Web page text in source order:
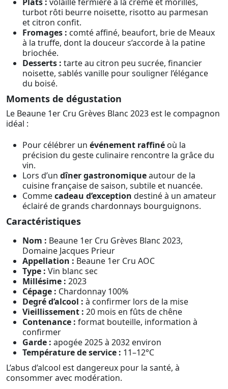
turbot rôti beurre noisette, risotto au parmesan
et citron confit.
Fromages : comté affiné, beaufort, brie de Meaux
à la truffe, dont la douceur s’accorde à la patine
briochée.
Desserts : tarte au citron peu sucrée, financier
noisette, sablés vanille pour souligner l’élégance
du boisé.
Moments de dégustation
Le Beaune 1er Cru Grèves Blanc 2023 est le compagnon
idéal :
Pour célébrer un événement raffiné où la
précision du geste culinaire rencontre la grâce du
vin.
Lors d’un dîner gastronomiqueautour de la
cuisine française de saison, subtile et nuancée.
Commecadeau d’exception destiné à un amateur
éclairé de grands chardonnays bourguignons.
Caractéristiques
Nom : Beaune 1er Cru Grèves Blanc 2023,
Domaine Jacques Prieur
Appellation : Beaune 1er Cru AOC
Type : Vin blanc sec
Millésime : 2023
Cépage : Chardonnay 100%
Degré d’alcool : à confirmer lors de la mise
Vieillissement : 20 mois en fûts de chêne
Contenance : format bouteille, information à
confirmer
Garde : apogée 2025 à 2032 environ
Température de service : 11–12°C
L’abus d’alcool est dangereux pour la santé, à
consommer avec modération.